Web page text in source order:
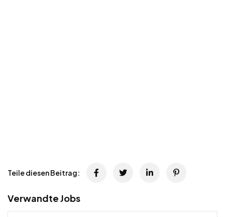
Teile diesen Beitrag:
Verwandte Jobs